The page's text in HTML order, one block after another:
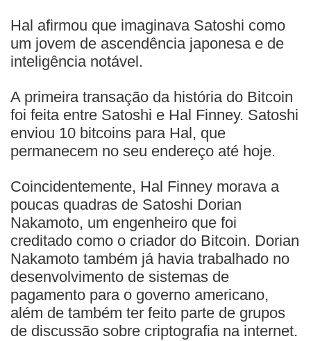
Hal afirmou que imaginava Satoshi como
um jovem de ascendência japonesa e de
inteligência notável.
A primeira transação da história do Bitcoin
foi feita entre Satoshi e Hal Finney. Satoshi
enviou 10 bitcoins para Hal, que
permanecem no seu endereço até hoje.
Coincidentemente, Hal Finney morava a
poucas quadras de Satoshi Dorian
Nakamoto, um engenheiro que foi
creditado como o criador do Bitcoin. Dorian
Nakamoto também já havia trabalhado no
desenvolvimento de sistemas de
pagamento para o governo americano,
além de também ter feito parte de grupos
de discussão sobre criptografia na internet.